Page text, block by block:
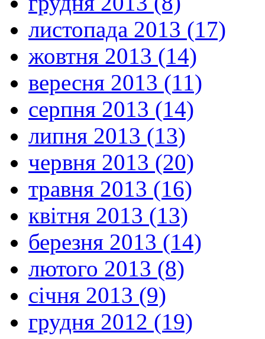
листопада 2013 (17)
жовтня 2013 (14)
вересня 2013 (11)
серпня 2013 (14)
липня 2013 (13)
червня 2013 (20)
травня 2013 (16)
квітня 2013 (13)
березня 2013 (14)
лютого 2013 (8)
січня 2013 (9)
грудня 2012 (19)